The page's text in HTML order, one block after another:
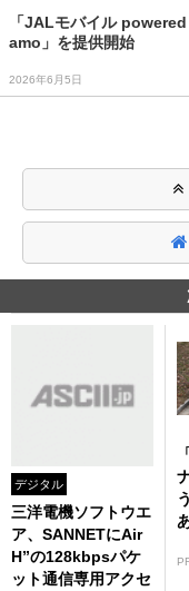
「JALモバイル
amo」を提供開始
2026年6月5日
デジタル
三洋電機ソフトウエ
ア、SANNETにAir
H”の128kbpsパケ
ット通信専用アクセ